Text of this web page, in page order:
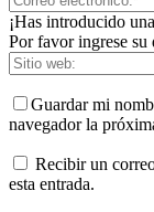
¡Has introducido
Por favor ingrese
Guardar mi
navegador la
Recibir un
esta entrada.